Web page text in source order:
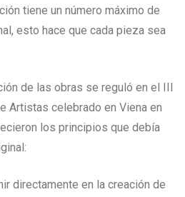
tiene un número máximo de
esto hace que cada pieza sea
de las obras se reguló en el III
Artistas celebrado en Viena en
los principios que debía
directamente en la creación de